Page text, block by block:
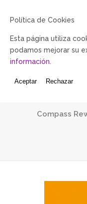
Compass
Política de Cookies
Esta página utiliza
podamos mejorar su
información.
Aceptar Rechazar